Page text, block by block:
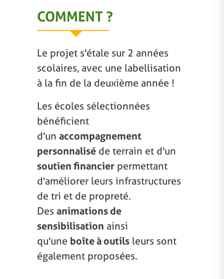
COMMENT ?
Le projet s'étale sur 2 années
scolaires, avec une labellisation
à la fin de la deuxième année !
Les écoles sélectionnées
bénéficient
d'un accompagnement
personnalisé de terrain et d'un
soutien financier permettant
d'améliorer leurs infrastructures
de tri et de propreté.
Des animations de
sensibilisation ainsi
qu'une boîte à outils leurs sont
également proposées.